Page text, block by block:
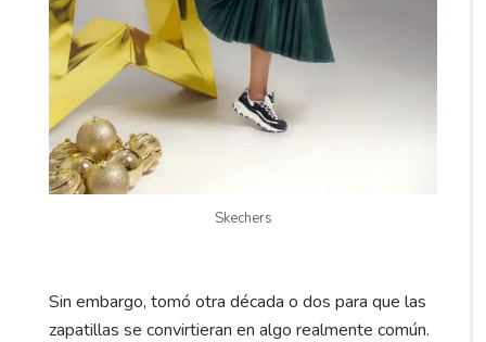
Skechers
Sin embargo, tomó otra década o dos para que las
zapatillas se convirtieran en algo realmente común.